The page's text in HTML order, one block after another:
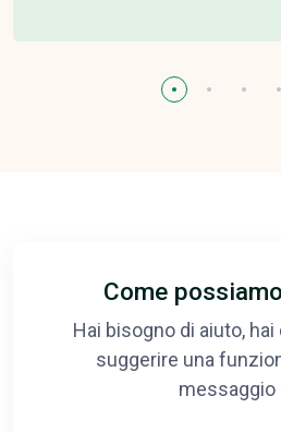
Come
Hai bisogno di aiuto,
suggerire una
messaggio